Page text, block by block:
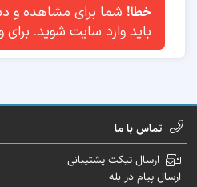
خطا! شما برای مشاهده و
باید وارد سایت شوید. برای
تماس با ما
ارسال تیکت پشتیبانی
ارسال پیام در بله